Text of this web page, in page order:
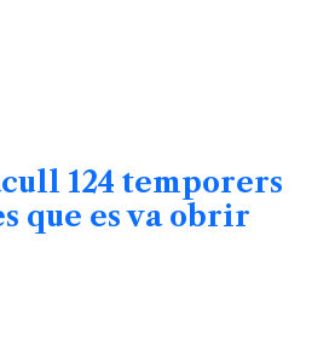
124 temporers
que es va obrir